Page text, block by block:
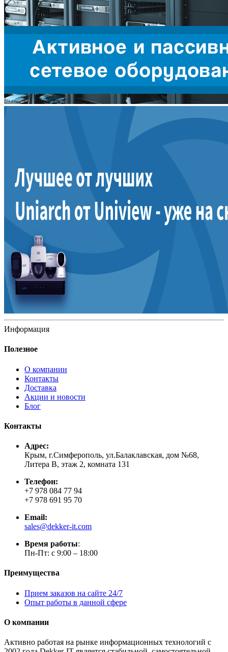
Информация
Полезное
О компании
Контакты
Доставка
Акции и новости
Блог
Контакты
Адрес:
Крым, г.Симферополь, ул.Балаклавская, дом №68,
Литера В, этаж 2, комната 131
Телефон:
+7 978 084 77 94
+7 978 691 95 70
Email:
sales@dekker-it.com
Время работы:
Пн-Пт: с 9:00 – 18:00
Преимущества
Прием заказов на сайте 24/7
Опыт работы в данной сфере
О компании
Активно работая на рынке информационных технологий с